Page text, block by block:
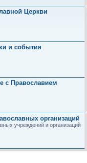
Церкви
и события
с Православием
организаций
учреждений и организаций